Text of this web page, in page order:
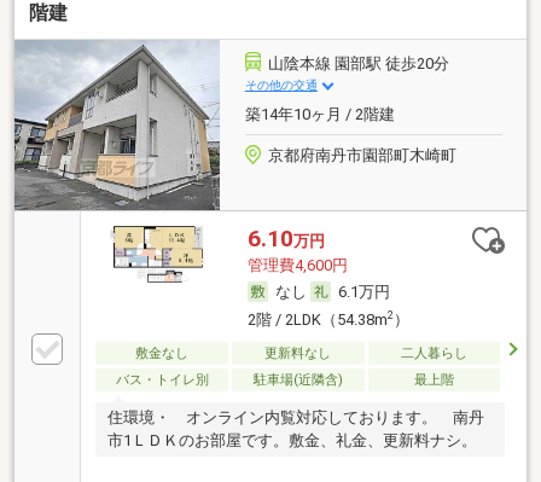
階建
山陰本線 園部駅 徒歩20分
その他の交通
築14年10ヶ月 / 2階建
京都府南丹市園部町木崎町
6.10万円
管理費4,600円
なし
6.1万円
2階 / 2LDK（54.38m2）
敷金なし 更新料なし
二人暮らし
バス・トイレ別
駐車場(近隣含) 最上階
住環境・ オンライン内覧対応しております。 南丹
市1ＬＤＫのお部屋です。敷金、礼金、更新料ナシ。